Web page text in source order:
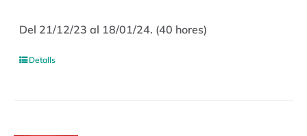
Del 21/12/23 al 18/01/24. (40 hores)
Detalls